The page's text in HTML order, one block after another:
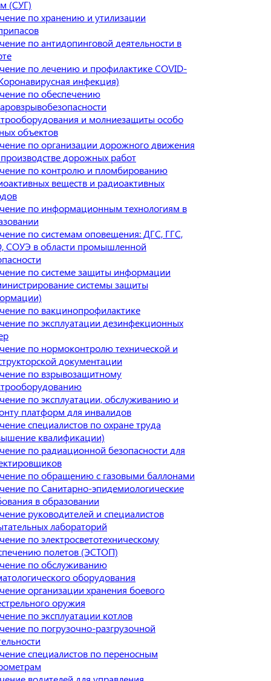
(СУГ)
по хранению и утилизации
по антидопинговой деятельности в
по лечению и профилактике COVID-
инфекция)
по обеспечению
и молниезащиты особо
объектов
по организации дорожного движения
дорожных работ
по контролю и пломбированию
веществ и радиоактивных
по информационным технологиям в
по системам оповещения: ДГС, ГГС,
СОУЭ в области промышленной
по системе защиты информации
системы защиты
по вакцинопрофилактике
по эксплуатации дезинфекционных
по нормоконтролю технической и
документации
по взрывозащитному
по эксплуатации, обслуживанию и
платформ для инвалидов
специалистов по охране труда
квалификации)
по радиационной безопасности для
по обращению с газовыми баллонами
по Санитарно-эпидемиологические
в образовании
руководителей и специалистов
лабораторий
по электросветотехническому
полетов (ЭСТОП)
по обслуживанию
оборудования
организации хранения боевого
оружия
по эксплуатации котлов
по погрузочно-разгрузочной
специалистов по переносным